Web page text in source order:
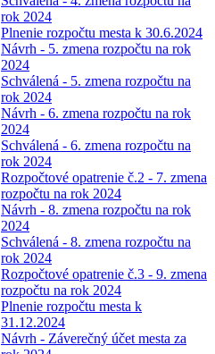
rok 2024
Plnenie rozpočtu mesta k 30.6.2024
Návrh - 5. zmena rozpočtu na rok
2024
Schválená - 5. zmena rozpočtu na
rok 2024
Návrh - 6. zmena rozpočtu na rok
2024
Schválená - 6. zmena rozpočtu na
rok 2024
Rozpočtové opatrenie č.2 - 7. zmena
rozpočtu na rok 2024
Návrh - 8. zmena rozpočtu na rok
2024
Schválená - 8. zmena rozpočtu na
rok 2024
Rozpočtové opatrenie č.3 - 9. zmena
rozpočtu na rok 2024
Plnenie rozpočtu mesta k
31.12.2024
Návrh - Záverečný účet mesta za